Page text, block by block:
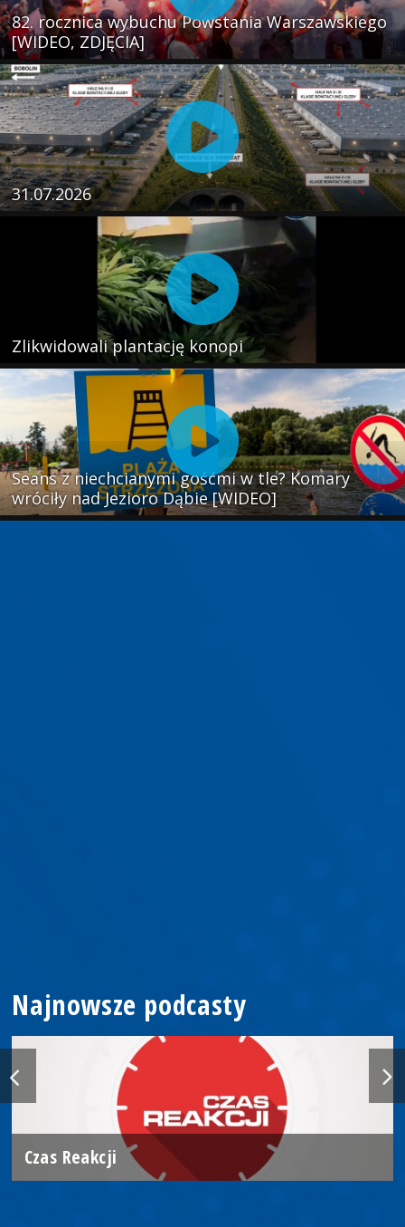
82. rocznica wybuchu Powstania Warszawskiego
[WIDEO, ZDJĘCIA]
31.07.2026
Zlikwidowali plantację konopi
Seans z niechcianymi gośćmi w tle? Komary
wróciły nad Jezioro Dąbie [WIDEO]
Najnowsze podcasty
Czas Reakcji